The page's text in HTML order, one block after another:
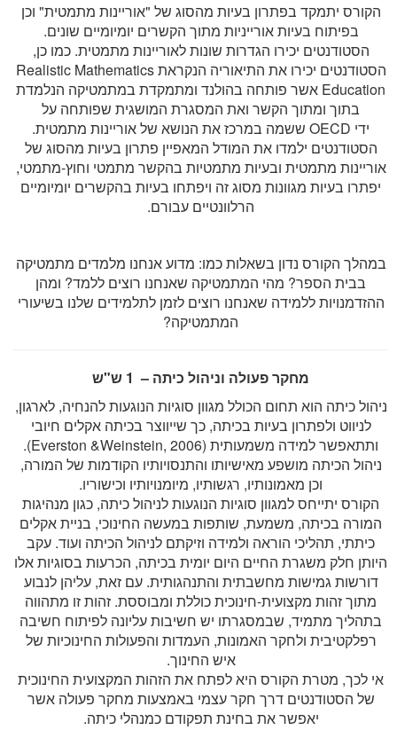
הקורס יתמקד בפתרון בעיות מהסוג של "אוריינות מתמטית" וכן
בפיתוח בעיות אורייניות מתוך הקשרים יומיומיים שונים.
הסטודנטים יכירו הגדרות שונות לאוריינות מתמטית. כמו כן,
הסטודנטים יכירו את התיאוריה הנקראת Realistic Mathematics
Education אשר פותחה בהולנד ומתמקדת במתמטיקה הנלמדת
בתוך ומתוך הקשר ואת המסגרת המושגית שפותחה על
ידי OECD ששמה במרכז את הנושא של אוריינות מתמטית.
הסטודנטים ילמדו את המודל המאפיין פתרון בעיות מהסוג של
אוריינות מתמטית ובעיות מתמטיות בהקשר מתמטי וחוץ-מתמטי,
יפתרו בעיות מגוונות מסוג זה ויפתחו בעיות בהקשרים יומיומיים
הרלוונטיים עבורם.
במהלך הקורס נדון בשאלות כמו: מדוע אנחנו מלמדים מתמטיקה
בבית הספר? מהי המתמטיקה שאנחנו רוצים ללמד? ומהן
ההזדמנויות ללמידה שאנחנו רוצים לזמן לתלמידים שלנו בשיעורי
המתמטיקה?
מחקר פעולה וניהול כיתה – 1 ש"ש
ניהול כיתה הוא תחום הכולל מגוון סוגיות הנוגעות להנחיה, לארגון,
לניווט ולפתרון בעיות בכיתה, כך שייווצר בכיתה אקלים חיובי
ותתאפשר למידה משמעותית (Everston &Weinstein, 2006).
ניהול הכיתה מושפע מאישיותו והתנסויותיו הקודמות של המורה,
וכן מאמונותיו, רגשותיו, מיומנויותיו וכישוריו.
הקורס יתייחס למגוון סוגיות הנוגעות לניהול כיתה, כגון מנהיגות
המורה בכיתה, משמעת, שותפות במעשה החינוכי, בניית אקלים
כיתתי, תהליכי הוראה ולמידה וזיקתם לניהול הכיתה ועוד. עקב
היותן חלק משגרת החיים היום יומית בכיתה, הכרעות בסוגיות אלו
דורשות גמישות מחשבתית והתנהגותית. עם זאת, עליהן לנבוע
מתוך זהות מקצועית-חינוכית כוללת ומבוססת. זהות זו מתהווה
בתהליך מתמיד, שבמסגרתו יש חשיבות עליונה לפיתוח חשיבה
רפלקטיבית ולחקר האמונות, העמדות והפעולות החינוכיות של
איש החינוך.
אי לכך, מטרת הקורס היא לפתח את הזהות המקצועית החינוכית
של הסטודנטים דרך חקר עצמי באמצעות מחקר פעולה אשר
יאפשר את בחינת תפקודם כמנהלי כיתה.